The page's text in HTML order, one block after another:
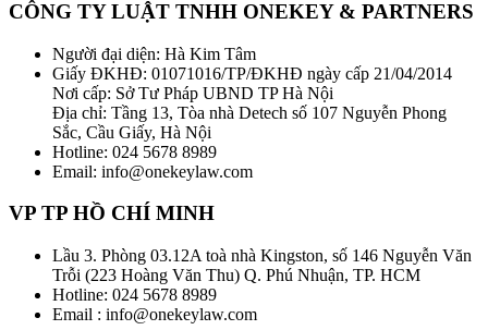
CÔNG TY LUẬT TNHH ONEKEY & PARTNERS
Người đại diện: Hà Kim Tâm
Giấy ĐKHĐ: 01071016/TP/ĐKHĐ ngày cấp 21/04/2014
Nơi cấp: Sở Tư Pháp UBND TP Hà Nội
Địa chỉ: Tầng 13, Tòa nhà Detech số 107 Nguyễn Phong
Sắc, Cầu Giấy, Hà Nội
Hotline: 024 5678 8989
Email: info@onekeylaw.com
VP TP HỒ CHÍ MINH
Lầu 3. Phòng 03.12A toà nhà Kingston, số 146 Nguyễn Văn
Trỗi (223 Hoàng Văn Thu) Q. Phú Nhuận, TP. HCM
Hotline: 024 5678 8989
Email : info@onekeylaw.com